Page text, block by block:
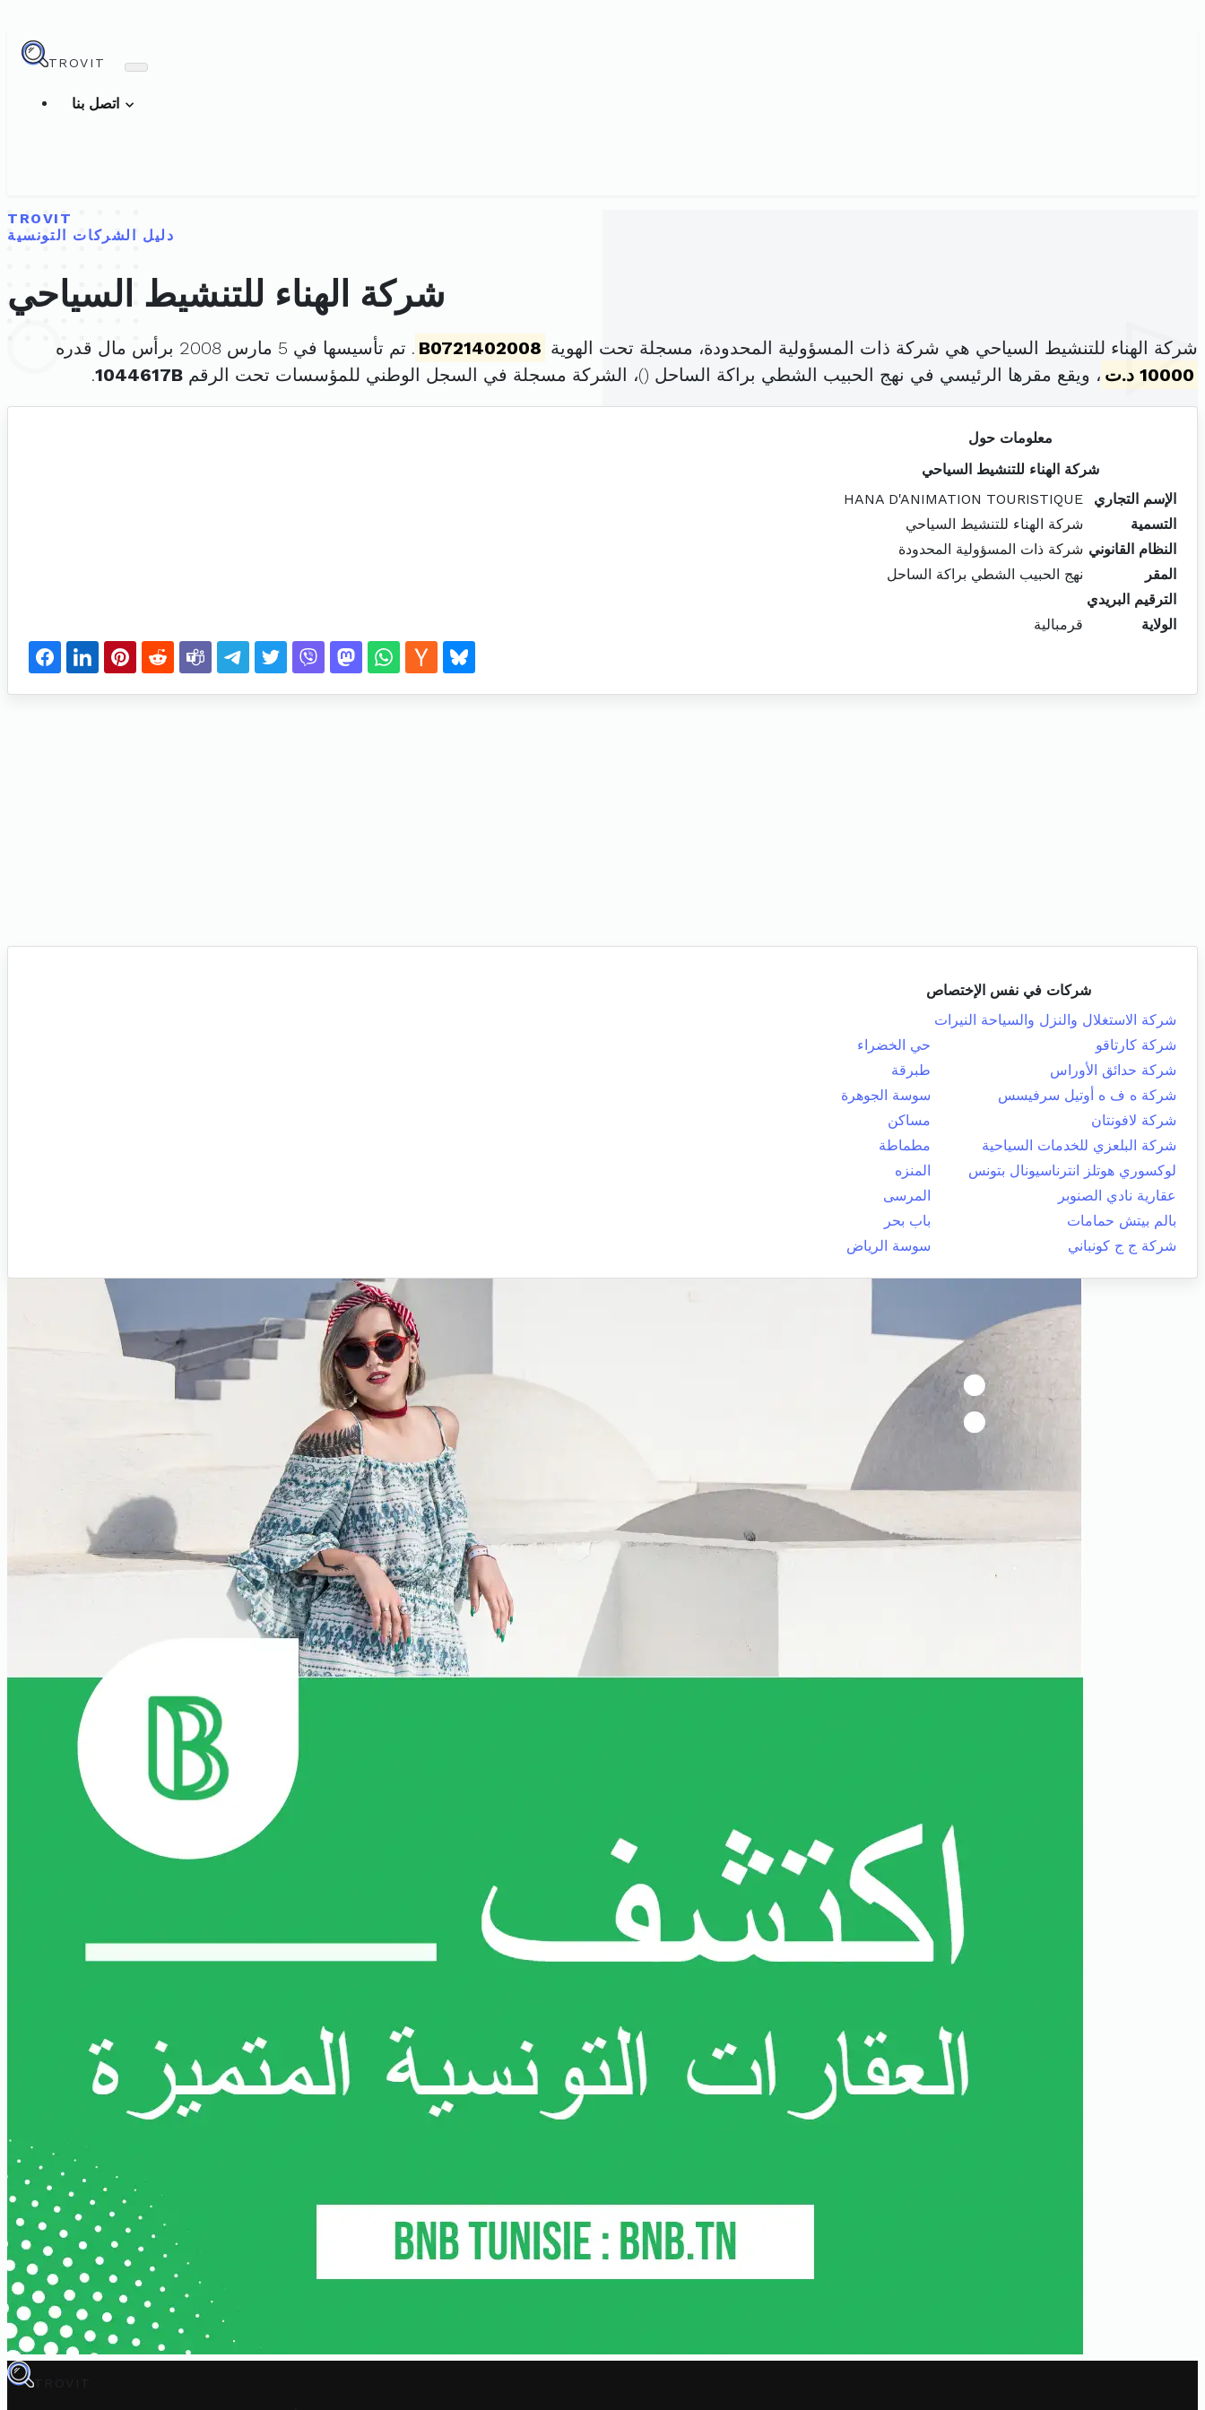
TROVIT
TROVIT
دليل الشركات التونسية
شركة الهناء للتنشيط السياحي
شركة الهناء للتنشيط السياحي هي شركة ذات المسؤولية المحدودة، مسجلة تحت الهوية B0721402008 . تم تأسيسها في 5 مارس 2008 برأس مال قدره
10000 د.ت
، ويقع مقرها الرئيسي في نهج الحبيب الشطي براكة الساحل ()، الشركة مسجلة في السجل الوطني للمؤسسات تحت الرقم 1044617B
.
معلومات حول
شركة الهناء للتنشيط السياحي
الإسم التجاري
HANA D'ANIMATION TOURISTIQUE
التسمية
شركة الهناء للتنشيط السياحي
النظام القانوني شركة ذات المسؤولية المحدودة
المقر
نهج الحبيب الشطي براكة الساحل
الترقيم البريدي
الولاية
قرمبالية
شركات في نفس الإختصاص
شركة الاستغلال والنزل والسياحة النيرات
شركة كارتاقو
حي الخضراء
شركة حدائق الأوراس
طبرقة
شركة ه ف ه أوتيل سرفيسس
سوسة الجوهرة
شركة لافونتان
مساكن
شركة البلعزي للخدمات السياحية
مطماطة
لوكسوري هوتلز انترناسيونال بتونس
المنزه
عقارية نادي الصنوبر
المرسى
بالم بيتش حمامات
باب بحر
شركة ج ج كونباني
سوسة الرياض
TROVIT